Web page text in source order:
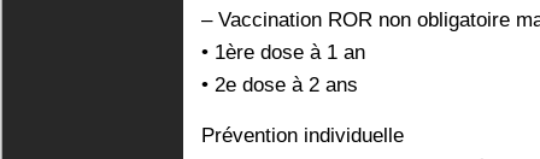
– Vaccination ROR non obligatoire
• 1ère dose à 1 an
• 2e dose à 2 ans
Prévention individuelle